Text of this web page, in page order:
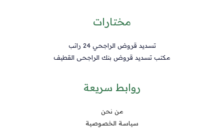
مختارات
تسديد قروض الراجحي 24 راتب
مكتب تسديد قروض بنك الراجحى القطيف
روابط سريعة
من نحن
سياسة الخصوصية